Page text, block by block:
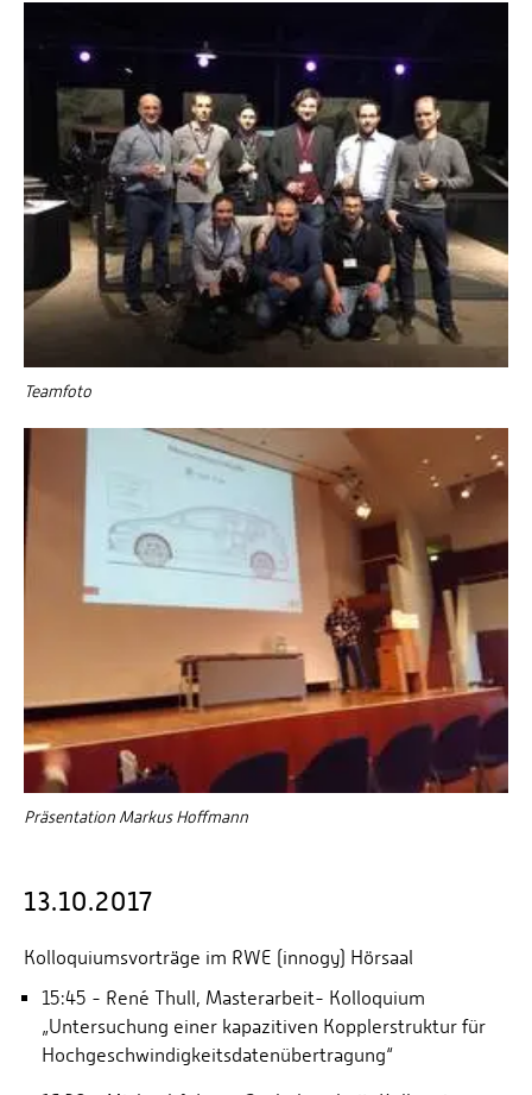
Teamfoto
Präsentation Markus Hoffmann
13.10.2017
Kolloquiumsvorträge im RWE (innogy) Hörsaal
15:45 - René Thull, Masterarbeit- Kolloquium
„Untersuchung einer kapazitiven Kopplerstruktur für
Hochgeschwindigkeitsdatenübertragung“